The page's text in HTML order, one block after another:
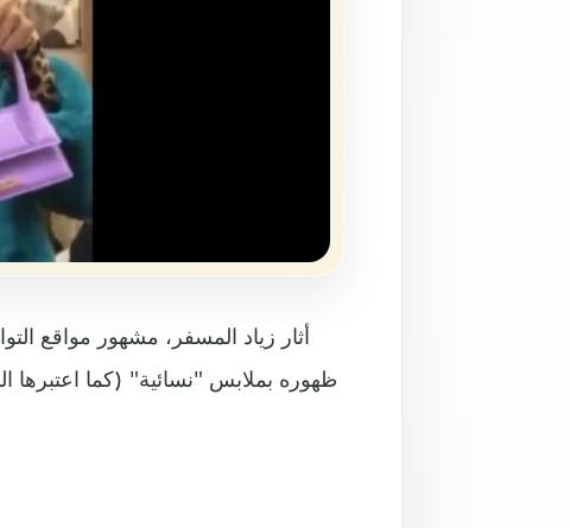
أثار زياد المسفر، مشهور مواقع
ظهوره بملابس "نسائية" (كما